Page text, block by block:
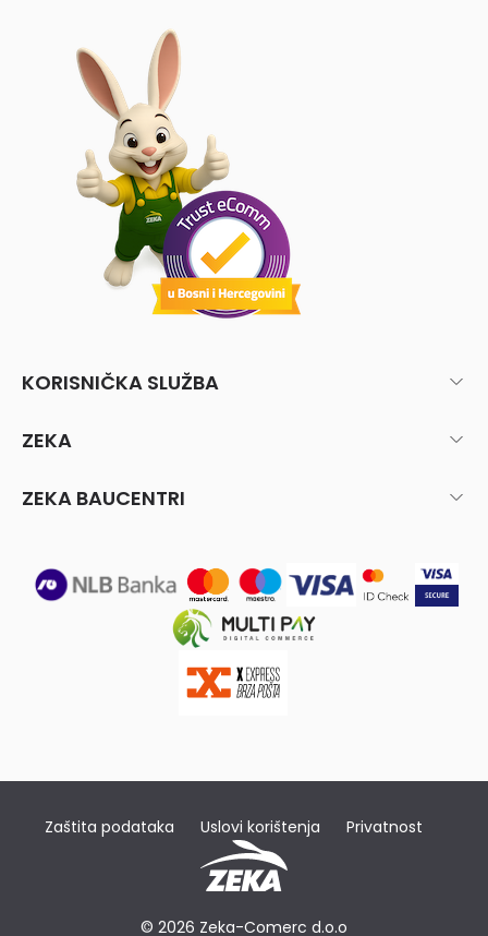
KORISNIČKA SLUŽBA
ZEKA
ZEKA BAUCENTRI
Zaštita podataka Uslovi korištenja Privatnost
© 2026 Zeka-Comerc d.o.o